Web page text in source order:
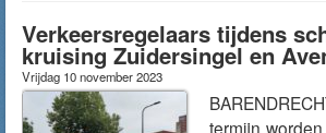
Verkeersregelaars tijdens
kruising Zuidersingel en
Vrijdag 10 november 2023
termijn